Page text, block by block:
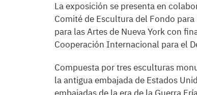
La exposición se presenta en
Comité de Escultura del Fondo
para las Artes de Nueva York con
Cooperación Internacional para el
Compuesta por tres esculturas
la antigua embajada de Estados